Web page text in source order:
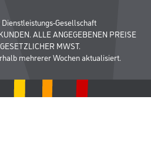
Gesellschaft
ALLE ANGEGEBENEN PREISE
MWST.
mehrerer Wochen aktualisiert.